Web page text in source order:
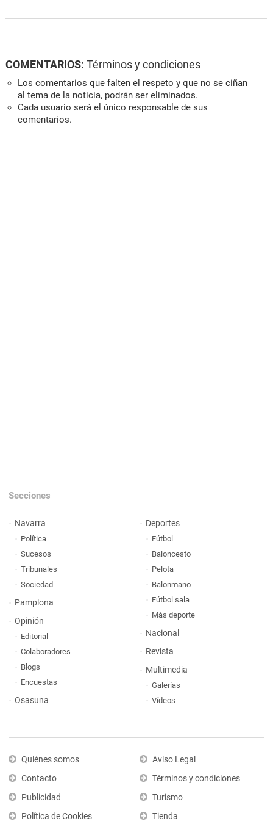
COMENTARIOS: Términos y condiciones
Los comentarios que falten el respeto y que no se ciñan
al tema de la noticia, podrán ser eliminados.
Cada usuario será el único responsable de sus
comentarios.
Secciones
Navarra
Política
Sucesos
Tribunales
Sociedad
Pamplona
Opinión
Editorial
Colaboradores
Blogs
Encuestas
Osasuna
Deportes
Fútbol
Baloncesto
Pelota
Balonmano
Fútbol sala
Más deporte
Nacional
Revista
Multimedia
Galerías
Vídeos
Quiénes somos
Contacto
Publicidad
Política de Cookies
Aviso Legal
Términos y condiciones
Turismo
Tienda